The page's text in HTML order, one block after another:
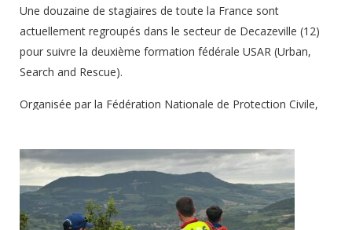
Une douzaine de stagiaires de toute la France sont
actuellement regroupés dans le secteur de Decazeville (12)
pour suivre la deuxième formation fédérale USAR (Urban,
Search and Rescue).
Organisée par la Fédération Nationale de Protection Civile,
naturelles, selon les critères INSARAG de l’ONU
11 juin 2026